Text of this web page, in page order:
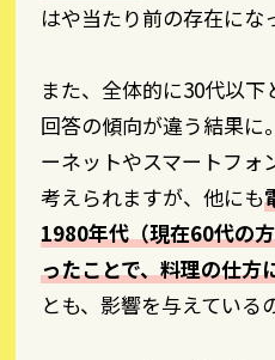
はや当たり前の存在にな
また、全体的に30代以
回答の傾向が違う結果に
ーネットやスマートフォ
考えられますが、他にも
1980年代（現在60代の
ったことで、料理の仕方
とも、影響を与えている